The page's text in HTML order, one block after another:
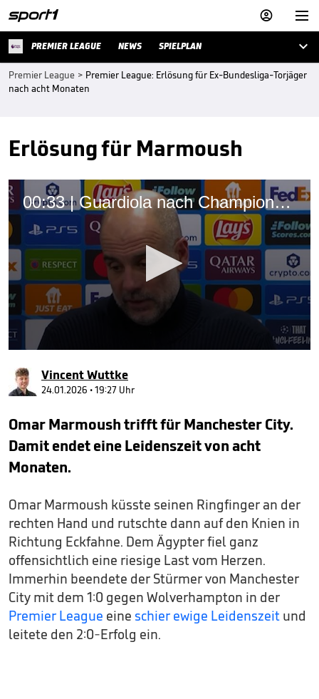


PREMIER LEAGUE NEWS SPIELPLAN 
Premier League > Premier League: Erlösung für Ex-Bundesliga-Torjäger
nach acht Monaten
Erlösung für Marmoush
00:33 | Guardiola nach Champions-League-Blamage bedient
seconds
of
33
seconds
Vincent Wuttke
24.01.2026 • 19:27 Uhr
Omar Marmoush trifft für Manchester City.
Damit endet eine Leidenszeit von acht
Monaten.
Omar Marmoush küsste seinen Ringfinger an der
rechten Hand und rutschte dann auf den Knien in
Richtung Eckfahne. Dem Ägypter fiel ganz
offensichtlich eine riesige Last vom Herzen.
Immerhin beendete der Stürmer von Manchester
City mit dem 1:0 gegen Wolverhampton in der
Premier League eine schier ewige Leidenszeit und
leitete den 2:0-Erfolg ein.